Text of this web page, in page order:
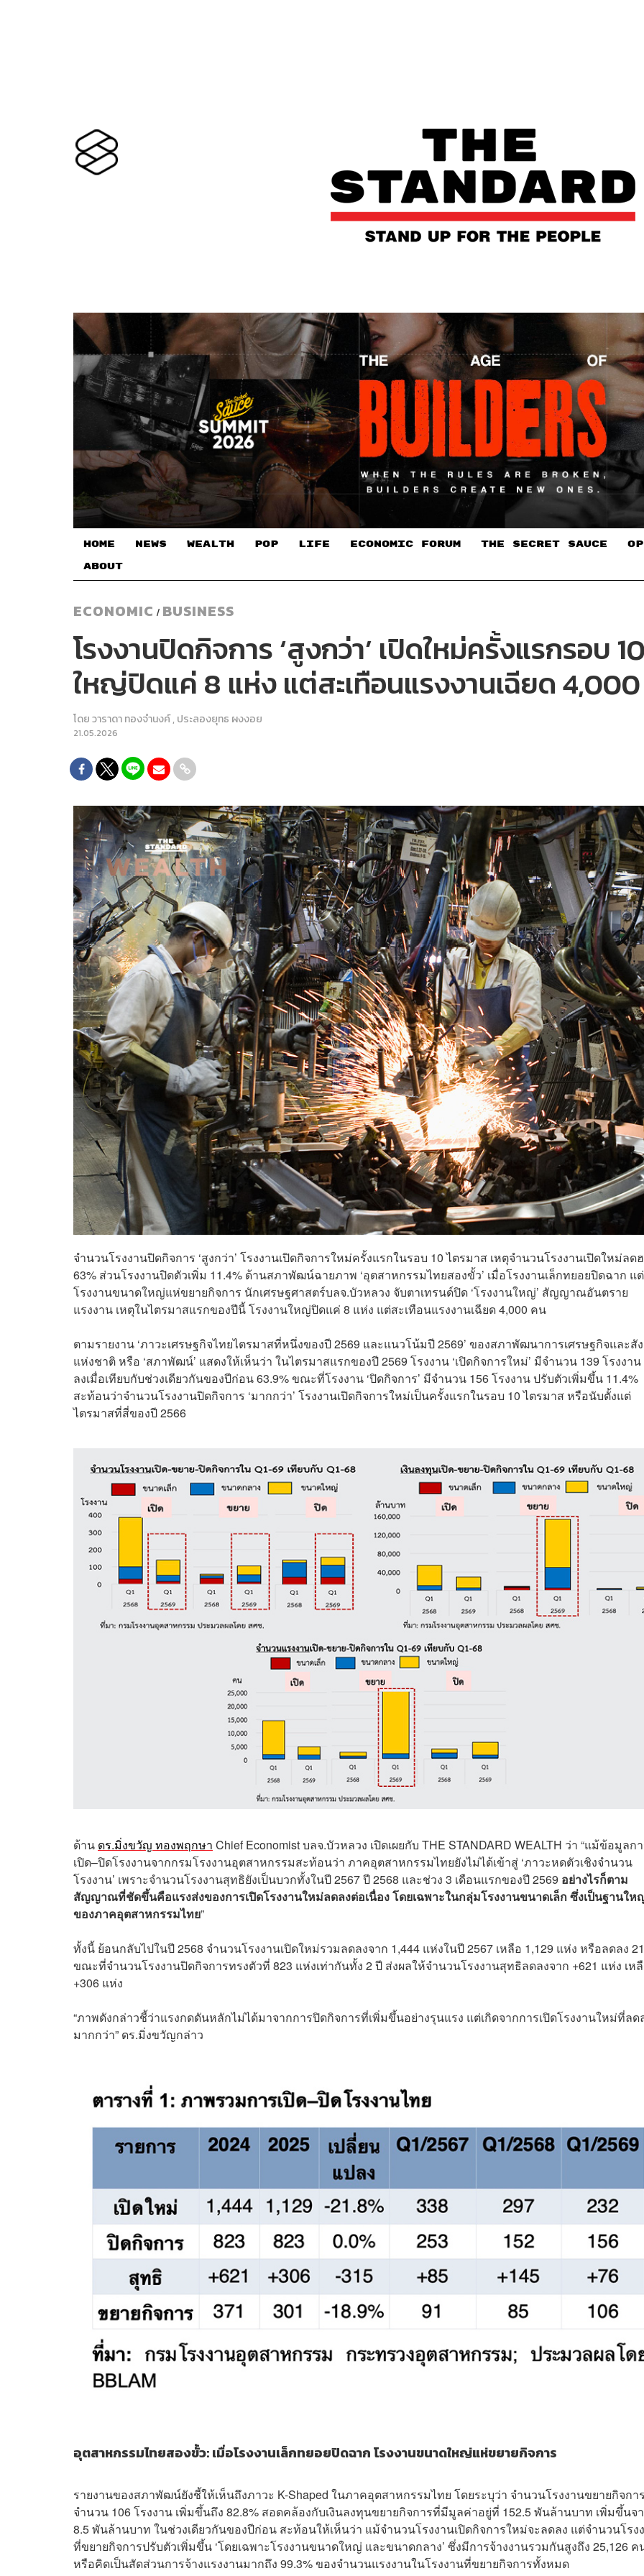
HOME NEWS WEALTH POP LIFE ECONOMIC FORUM THE SECRET SAUCE​
ABOUT
ECONOMIC / BUSINESS
โรงงานปิดกิจการ ‘สูงกว่า’ เปิดใหม่ครั้งแรกรอบ
ใหญ่ปิดแค่ 8 แห่ง แต่สะเทือนแรงงานเฉียด
โดยวาราดา ทองจำนงค์, ประลองยุทธ ผงงอย
21.05.2026
จำนวนโรงงานปิดกิจการ ‘สูงกว่า’ โรงงานเปิดกิจการใหม่ครั้งแรกในรอบ 10 ไตรมาส เหตุจำนวนโรงงานเปิดใหม่ลด
63% ส่วนโรงงานปิดตัวเพิ่ม 11.4% ด้านสภาพัฒน์ฉายภาพ ‘อุตสาหกรรมไทยสองขั้ว’ เมื่อโรงงานเล็กทยอยปิดฉาก แต่
โรงงานขนาดใหญ่แห่ขยายกิจการ นักเศรษฐศาสตร์บลจ.บัวหลวง จับตาเทรนด์ปิด ‘โรงงานใหญ่’ สัญญาณอันตราย
แรงงาน เหตุในไตรมาสแรกของปีนี้ โรงงานใหญ่ปิดแค่ 8 แห่ง แต่สะเทือนแรงงานเฉียด 4,000 คน
ตามรายงาน ‘ภาวะเศรษฐกิจไทยไตรมาสที่หนึ่งของปี 2569 และแนวโน้มปี 2569’ ของสภาพัฒนาการเศรษฐกิจและสั
แห่งชาติ หรือ ‘สภาพัฒน์’ แสดงให้เห็นว่า ในไตรมาสแรกของปี 2569 โรงงาน ‘เปิดกิจการใหม่’ มีจำนวน 139 โรงงา
ลงเมื่อเทียบกับช่วงเดียวกันของปีก่อน 63.9% ขณะที่โรงงาน ‘ปิดกิจการ’ มีจำนวน 156 โรงงาน ปรับตัวเพิ่มขึ้น 11.4%
สะท้อนว่าจำนวนโรงงานปิดกิจการ ‘มากกว่า’ โรงงานเปิดกิจการใหม่เป็นครั้งแรกในรอบ 10 ไตรมาส หรือนับตั้งแต่
ไตรมาสที่สี่ของปี 2566
ด้าน ดร.มิ่งขวัญ ทองพฤกษา Chief Economist บลจ.บัวหลวง เปิดเผยกับ THE STANDARD WEALTH ว่า “แม้ข้อมูลก
เปิด–ปิดโรงงานจากกรมโรงงานอุตสาหกรรมสะท้อนว่า ภาคอุตสาหกรรมไทยยังไม่ได้เข้าสู่ ‘ภาวะหดตัวเชิงจำนวน
โรงงาน’ เพราะจำนวนโรงงานสุทธิยังเป็นบวกทั้งในปี 2567 ปี 2568 และช่วง 3 เดือนแรกของปี 2569 อย่างไรก็ตาม
สัญญาณที่ชัดขึ้นคือแรงส่งของการเปิดโรงงานใหม่ลดลงต่อเนื่อง โดยเฉพาะในกลุ่มโรงงานขนาดเล็ก ซึ่งเป็นฐานให
ของภาคอุตสาหกรรมไทย”
ทั้งนี้ ย้อนกลับไปในปี 2568 จำนวนโรงงานเปิดใหม่รวมลดลงจาก 1,444 แห่งในปี 2567 เหลือ 1,129 แห่ง หรือลดลง
ขณะที่จำนวนโรงงานปิดกิจการทรงตัวที่ 823 แห่งเท่ากันทั้ง 2 ปี ส่งผลให้จำนวนโรงงานสุทธิลดลงจาก +621 แห่ง เห
+306 แห่ง
“ภาพดังกล่าวชี้ว่าแรงกดดันหลักไม่ได้มาจากการปิดกิจการที่เพิ่มขึ้นอย่างรุนแรง แต่เกิดจากการเปิดโรงงานใหม่ที่ลด
มากกว่า” ดร.มิ่งขวัญกล่าว
อุตสาหกรรมไทยสองขั้ว: เมื่อโรงงานเล็กทยอยปิดฉาก โรงงานขนาดใหญ่แห่ขยายกิจการ
รายงานของสภาพัฒน์ยังชี้ให้เห็นถึงภาวะ K-Shaped ในภาคอุตสาหกรรมไทย โดยระบุว่า จำนวนโรงงานขยายกิจกา
จำนวน 106 โรงงาน เพิ่มขึ้นถึง 82.8% สอดคล้องกับเงินลงทุนขยายกิจการที่มีมูลค่าอยู่ที่ 152.5 พันล้านบาท เพิ่มขึ้นจ
8.5 พันล้านบาท ในช่วงเดียวกันของปีก่อน สะท้อนให้เห็นว่า แม้จำนวนโรงงานเปิดกิจการใหม่จะลดลง แต่จำนวนโรง
ที่ขยายกิจการปรับตัวเพิ่มขึ้น ‘โดยเฉพาะโรงงานขนาดใหญ่ และขนาดกลาง’ ซึ่งมีการจ้างงานรวมกันสูงถึง 25,126 ค
หรือคิดเป็นสัดส่วนการจ้างแรงงานมากถึง 99.3% ของจำนวนแรงงานในโรงงานที่ขยายกิจการทั้งหมด